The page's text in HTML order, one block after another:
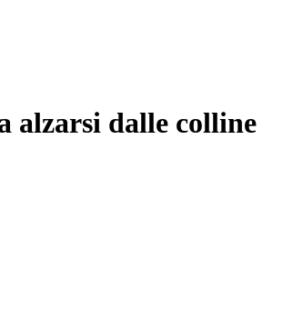
alzarsi dalle colline